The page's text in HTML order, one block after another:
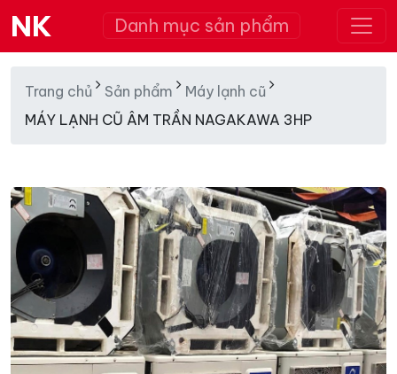
NK Danh mục sản phẩm
Trang chủ Sản phẩm
Máy lạnh cũ
MÁY LẠNH CŨ ÂM TRẦN NAGAKAWA 3HP